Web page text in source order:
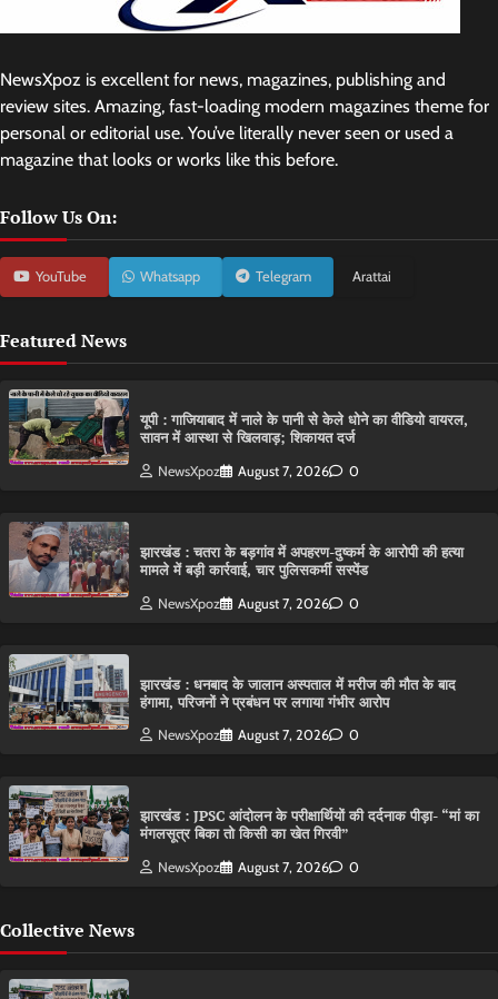
NewsXpoz is excellent for news, magazines, publishing and
review sites. Amazing, fast-loading modern magazines theme for
personal or editorial use. You’ve literally never seen or used a
magazine that looks or works like this before.
Follow Us On:
YouTube Whatsapp Telegram Arattai
Featured News
यूपी : गाजियाबाद में नाले के पानी से केले धोने का वीडियो वायरल,
सावन में आस्था से खिलवाड़; शिकायत दर्ज
NewsXpoz August 7, 2026 0
झारखंड : चतरा के बड़गांव में अपहरण-दुष्कर्म के आरोपी की हत्या
मामले में बड़ी कार्रवाई, चार पुलिसकर्मी सस्पेंड
NewsXpoz August 7, 2026 0
झारखंड : धनबाद के जालान अस्पताल में मरीज की मौत के बाद
हंगामा, परिजनों ने प्रबंधन पर लगाया गंभीर आरोप
NewsXpoz August 7, 2026 0
झारखंड : JPSC आंदोलन के परीक्षार्थियों की दर्दनाक पीड़ा- “मां का
मंगलसूत्र बिका तो किसी का खेत गिरवी”
NewsXpoz August 7, 2026 0
Collective News